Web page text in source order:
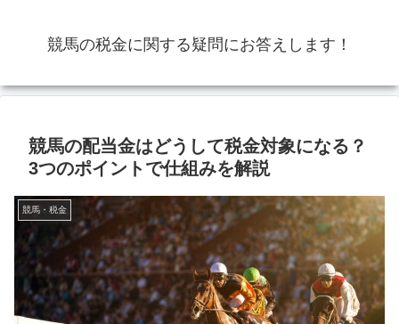
競馬の税金に関する疑問にお答えします！
競馬の配当金はどうして税金対象になる？
3つのポイントで仕組みを解説
競馬・税金